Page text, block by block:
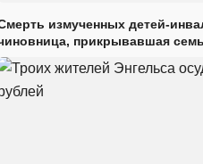
измученных детей-
прикрывавшая